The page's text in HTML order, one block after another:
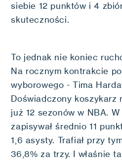
siebie 12 punktów i 4
skuteczności.
To jednak nie koniec
Na rocznym kontrakcie
wyborowego - Tima
Doświadczony koszykarz
już 12 sezonów w NBA.
zapisywał średnio 11
1,6 asysty. Trafiał przy
36,8% za trzy. I właśnie